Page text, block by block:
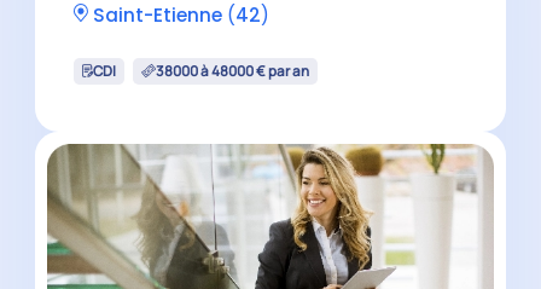
Saint-Etienne (42)
CDI 38000 à 48000 € par an